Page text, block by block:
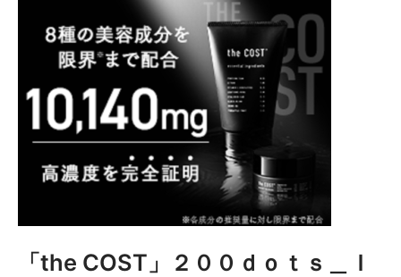
「the COST」２００ｄｏｔｓ＿Ｉ